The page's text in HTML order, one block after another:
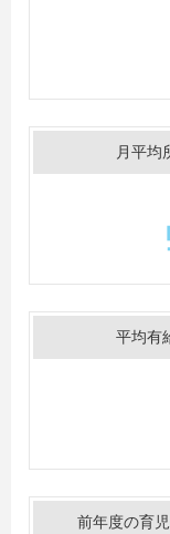
月平均
平均有
前年度の育